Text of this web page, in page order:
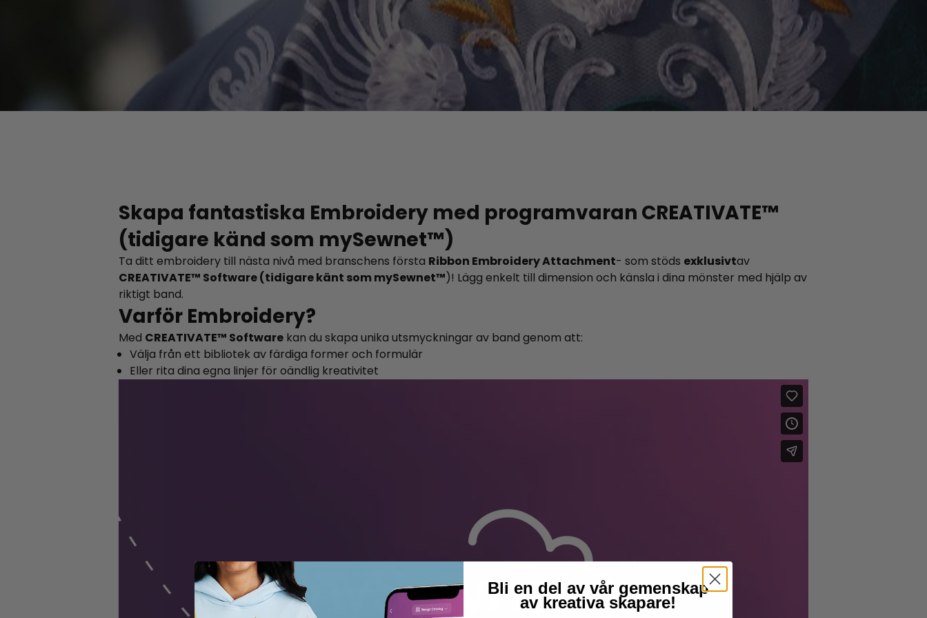
Skapa fantastiska Embroidery med programvaran CREATIVATE™
(tidigare känd som mySewnet™)
Ta ditt embroidery till nästa nivå med branschens första Ribbon Embroidery Attachment- som stöds exklusivtav
CREATIVATE™ Software (tidigare känt som mySewnet™)! Lägg enkelt till dimension och känsla i dina mönster med hjälp av
riktigt band.
Varför Embroidery?
Med CREATIVATE™ Software kan du skapa unika utsmyckningar av band genom att:
Välja från ett bibliotek av färdiga former och formulär
Eller rita dina egna linjer för oändlig kreativitet
Bli en del av vår gemenskap
av kreativa skapare!